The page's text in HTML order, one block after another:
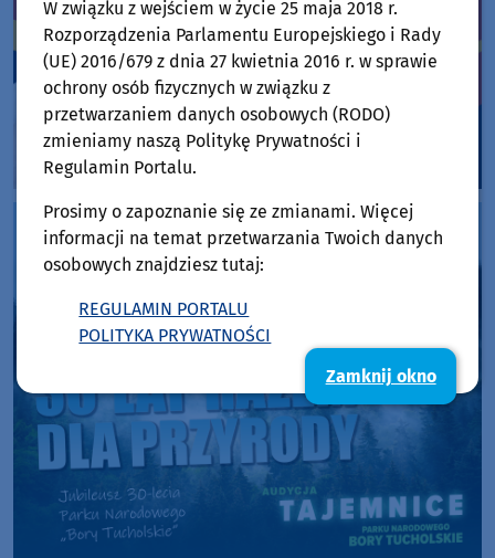
W związku z wejściem w życie 25 maja 2018 r.
Rozporządzenia Parlamentu Europejskiego i Rady
(UE) 2016/679 z dnia 27 kwietnia 2016 r. w sprawie
ochrony osób fizycznych w związku z
przetwarzaniem danych osobowych (RODO)
zmieniamy naszą Politykę Prywatności i
Regulamin Portalu.
Prosimy o zapoznanie się ze zmianami. Więcej
informacji na temat przetwarzania Twoich danych
osobowych znajdziesz tutaj:
REGULAMIN PORTALU
POLITYKA PRYWATNOŚCI
Zamknij okno